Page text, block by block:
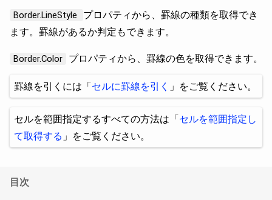
Border.LineStyle
プロパティから、罫線の種類を取得でき
ます。罫線があるか判定もできます。
Border.Color プロパティから、罫線の色を取得できます。
罫線を引くには「セルに罫線を引く 」をご覧ください。
セルを範囲指定するすべての方法は「セルを範囲指定し
て取得する 」をご覧ください。
目次